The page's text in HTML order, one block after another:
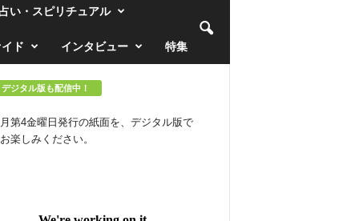
い・スピリチュアル
ド インタビュー 特集
デジタル版も配信中！
第4金曜日発行の紙面を、デジタル版で
楽しみください。